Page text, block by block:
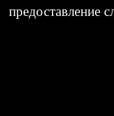
предоставление